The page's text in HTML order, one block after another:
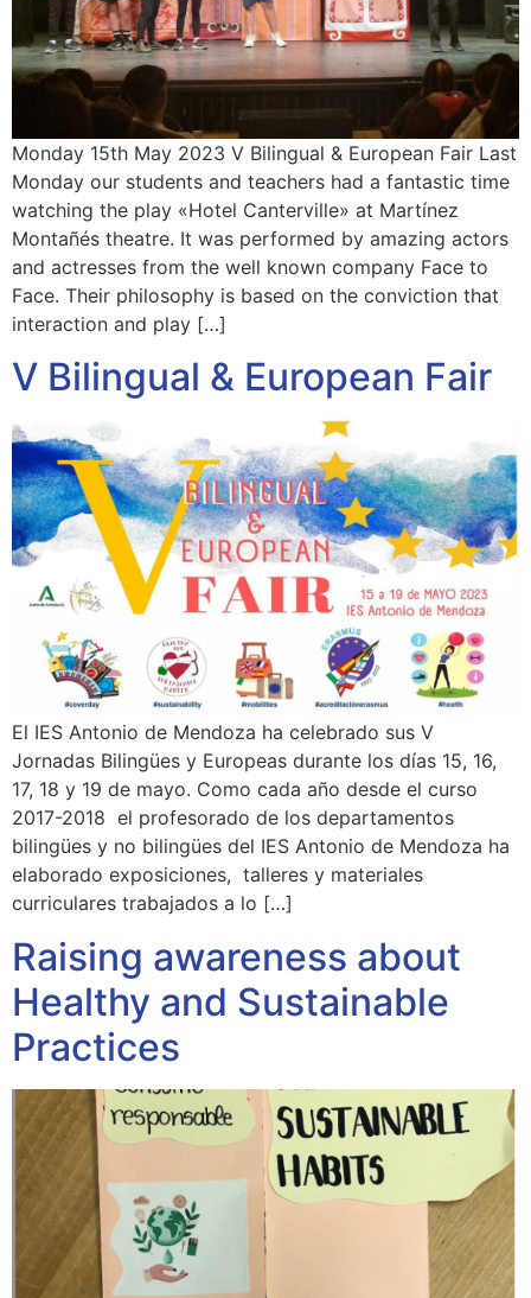
Monday 15th May 2023 V Bilingual & European Fair Last
Monday our students and teachers had a fantastic time
watching the play «Hotel Canterville» at Martínez
Montañés theatre. It was performed by amazing actors
and actresses from the well known company Face to
Face. Their philosophy is based on the conviction that
interaction and play […]
V Bilingual & European Fair
El IES Antonio de Mendoza ha celebrado sus V
Jornadas Bilingües y Europeas durante los días 15, 16,
17, 18 y 19 de mayo. Como cada año desde el curso
2017-2018 el profesorado de los departamentos
bilingües y no bilingües del IES Antonio de Mendoza ha
elaborado exposiciones, talleres y materiales
curriculares trabajados a lo […]
Raising awareness about
Healthy and Sustainable
Practices